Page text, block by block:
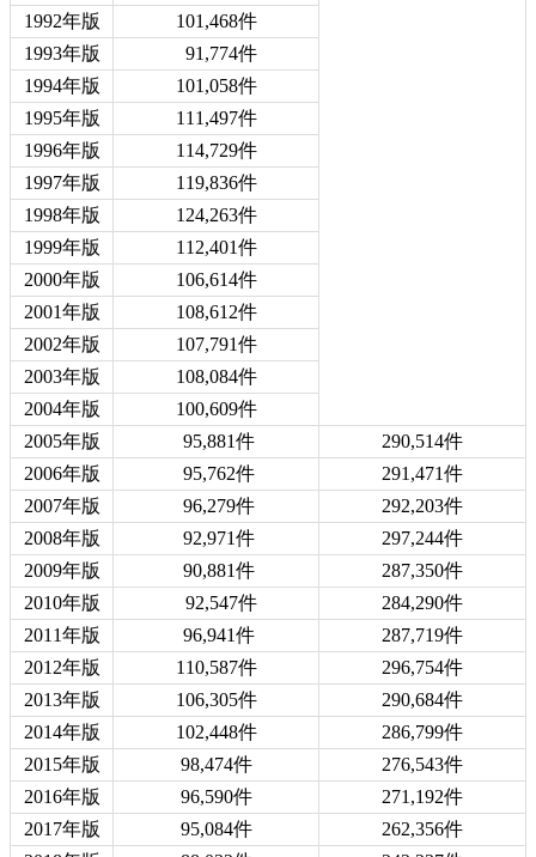
1992年版
101,468件
1993年版
91,774件
1994年版
101,058件
1995年版
111,497件
1996年版
114,729件
1997年版
119,836件
1998年版
124,263件
1999年版
112,401件
2000年版
106,614件
2001年版
108,612件
2002年版
107,791件
2003年版
108,084件
2004年版
100,609件
2005年版
95,881件
290,514件
2006年版
95,762件
291,471件
2007年版
96,279件
292,203件
2008年版
92,971件
297,244件
2009年版
90,881件
287,350件
2010年版
92,547件
284,290件
2011年版
96,941件
287,719件
2012年版
110,587件
296,754件
2013年版
106,305件
290,684件
2014年版
102,448件
286,799件
2015年版
98,474件
276,543件
2016年版
96,590件
271,192件
2017年版
95,084件
262,356件